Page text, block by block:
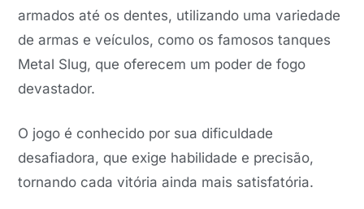
armados até os dentes, utilizando uma variedade
de armas e veículos, como os famosos tanques
Metal Slug, que oferecem um poder de fogo
devastador.
O jogo é conhecido por sua dificuldade
desafiadora, que exige habilidade e precisão,
tornando cada vitória ainda mais satisfatória.